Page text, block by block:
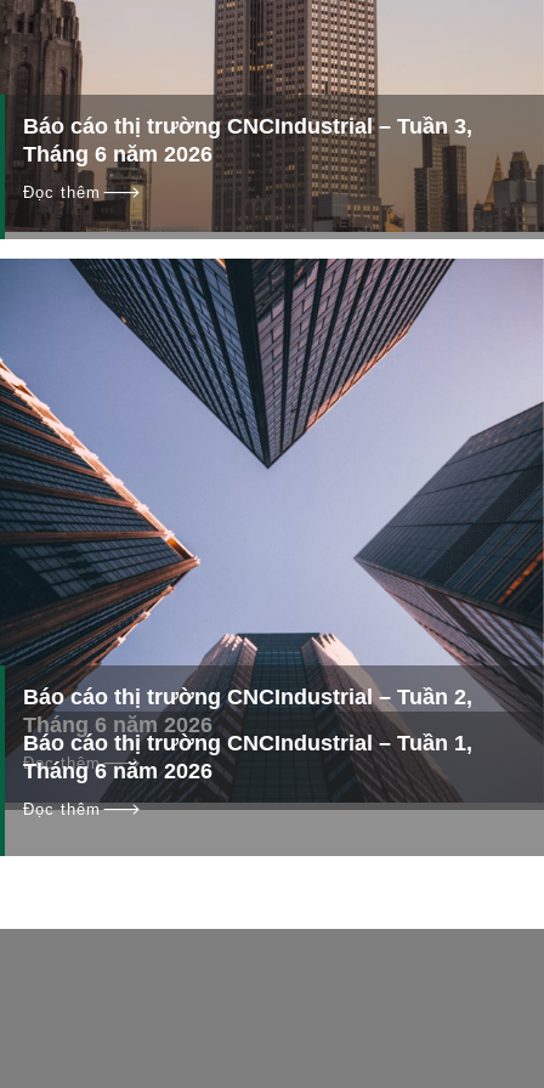
Báo cáo thị trường CNCIndustrial – Tuần 3,
Tháng 6 năm 2026
Đọc thêm
Báo cáo thị trường CNCIndustrial – Tuần 2,
Tháng 6 năm 2026
Đọc thêm
Báo cáo thị trường CNCIndustrial – Tuần 1,
Tháng 6 năm 2026
Đọc thêm